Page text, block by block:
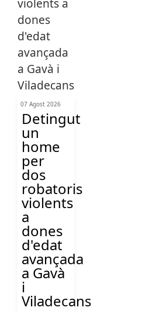
07 Agost 2026
Detingut
un
home
per
dos
robatoris
violents
a
dones
d'edat
avançada
a Gavà
i
Viladecans